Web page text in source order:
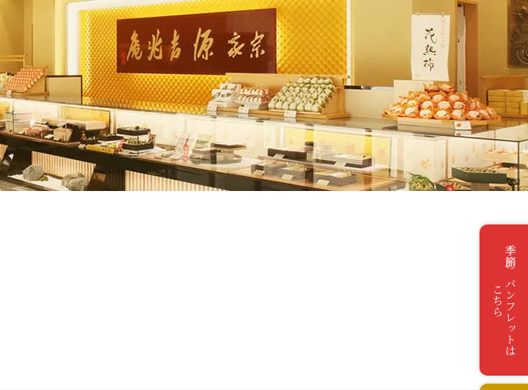
季節のパンフレットは
こちら